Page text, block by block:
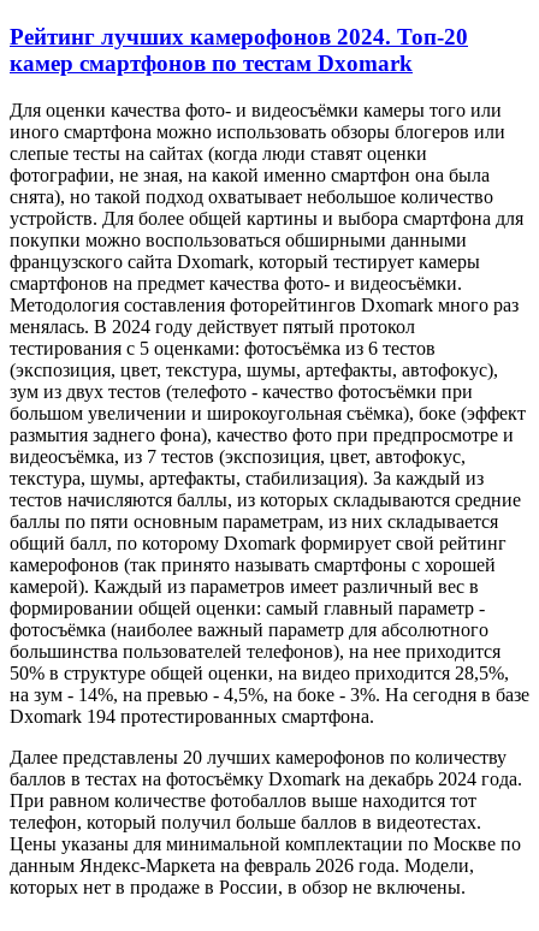
Рейтинг лучших камерофонов 2024. Топ-20
камер смартфонов по тестам Dxomark
Для оценки качества фото- и видеосъёмки камеры того или
иного смартфона можно использовать обзоры блогеров или
слепые тесты на сайтах (когда люди ставят оценки
фотографии, не зная, на какой именно смартфон она была
снята), но такой подход охватывает небольшое количество
устройств. Для более общей картины и выбора смартфона для
покупки можно воспользоваться обширными данными
французского сайта Dxomark, который тестирует камеры
смартфонов на предмет качества фото- и видеосъёмки.
Методология составления фоторейтингов Dxomark много раз
менялась. В 2024 году действует пятый протокол
тестирования с 5 оценками: фотосъёмка из 6 тестов
(экспозиция, цвет, текстура, шумы, артефакты, автофокус),
зум из двух тестов (телефото - качество фотосъёмки при
большом увеличении и широкоугольная съёмка), боке (эффект
размытия заднего фона), качество фото при предпросмотре и
видеосъёмка, из 7 тестов (экспозиция, цвет, автофокус,
текстура, шумы, артефакты, стабилизация). За каждый из
тестов начисляются баллы, из которых складываются средние
баллы по пяти основным параметрам, из них складывается
общий балл, по которому Dxomark формирует свой рейтинг
камерофонов (так принято называть смартфоны с хорошей
камерой). Каждый из параметров имеет различный вес в
формировании общей оценки: самый главный параметр -
фотосъёмка (наиболее важный параметр для абсолютного
большинства пользователей телефонов), на нее приходится
50% в структуре общей оценки, на видео приходится 28,5%,
на зум - 14%, на превью - 4,5%, на боке - 3%. На сегодня в базе
Dxomark 194 протестированных смартфона.
Далее представлены 20 лучших камерофонов по количеству
баллов в тестах на фотосъёмку Dxomark на декабрь 2024 года.
При равном количестве фотобаллов выше находится тот
телефон, который получил больше баллов в видеотестах.
Цены указаны для минимальной комплектации по Москве по
данным Яндекс-Маркета на февраль 2026 года. Модели,
которых нет в продаже в России, в обзор не включены.